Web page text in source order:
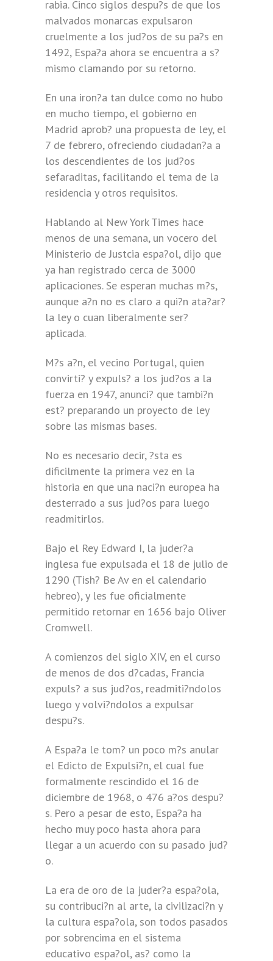
rabia. Cinco siglos despu?s de que los
malvados monarcas expulsaron
cruelmente a los jud?os de su pa?s en
1492, Espa?a ahora se encuentra a s?
mismo clamando por su retorno.
En una iron?a tan dulce como no hubo
en mucho tiempo, el gobierno en
Madrid aprob? una propuesta de ley, el
7 de febrero, ofreciendo ciudadan?a a
los descendientes de los jud?os
sefaraditas, facilitando el tema de la
residencia y otros requisitos.
Hablando al New York Times hace
menos de una semana, un vocero del
Ministerio de Justcia espa?ol, dijo que
ya han registrado cerca de 3000
aplicaciones. Se esperan muchas m?s,
aunque a?n no es claro a qui?n ata?ar?
la ley o cuan liberalmente ser?
aplicada.
M?s a?n, el vecino Portugal, quien
convirti? y expuls? a los jud?os a la
fuerza en 1947, anunci? que tambi?n
est? preparando un proyecto de ley
sobre las mismas bases.
No es necesario decir, ?sta es
dificilmente la primera vez en la
historia en que una naci?n europea ha
desterrado a sus jud?os para luego
readmitirlos.
Bajo el Rey Edward I, la juder?a
inglesa fue expulsada el 18 de julio de
1290 (Tish? Be Av en el calendario
hebreo), y les fue oficialmente
permitido retornar en 1656 bajo Oliver
Cromwell.
A comienzos del siglo XIV, en el curso
de menos de dos d?cadas, Francia
expuls? a sus jud?os, readmiti?ndolos
luego y volvi?ndolos a expulsar
despu?s.
A Espa?a le tom? un poco m?s anular
el Edicto de Expulsi?n, el cual fue
formalmente rescindido el 16 de
diciembre de 1968, o 476 a?os despu?
s. Pero a pesar de esto, Espa?a ha
hecho muy poco hasta ahora para
llegar a un acuerdo con su pasado jud?
o.
La era de oro de la juder?a espa?ola,
su contribuci?n al arte, la civilizaci?n y
la cultura espa?ola, son todos pasados
por sobrencima en el sistema
educativo espa?ol, as? como la